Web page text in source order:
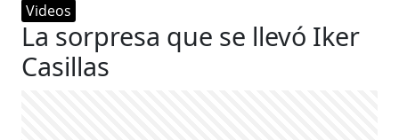
Videos
La sorpresa que se llevó Iker
Casillas